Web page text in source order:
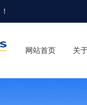
！
网站首页 关